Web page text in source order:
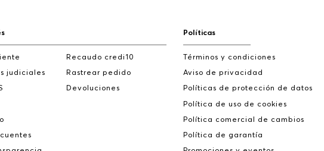
judiciales
Recaudo credi10
Rastrear pedido
Devoluciones
Políticas
Términos y condiciones
Aviso de privacidad
Políticas de protección de datos
Política de uso de cookies
Política comercial de cambios
Política de garantía